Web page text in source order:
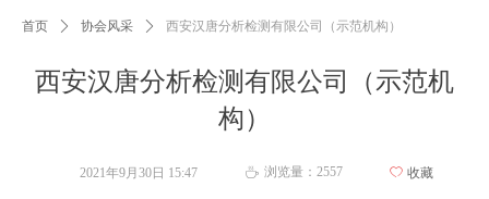
西安汉唐分析检测有限公司（示范机
构）
首页 ꄲ 协会风采 ꄲ 西安汉唐分析检测有限公司（示范机构）
2021年9月30日 15:47 ꄘ 浏览量： 2557 ꄀ 收藏